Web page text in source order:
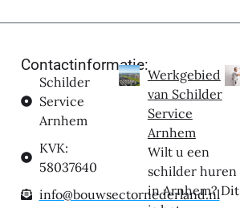
Contactinformatie:
Schilder
Service
Arnhem
KVK:
58037640
info@bouwsectornederland.nl
Werkgebied
van Schilder
Service
Arnhem
Wilt u een
schilder huren
in Arnhem? Dit